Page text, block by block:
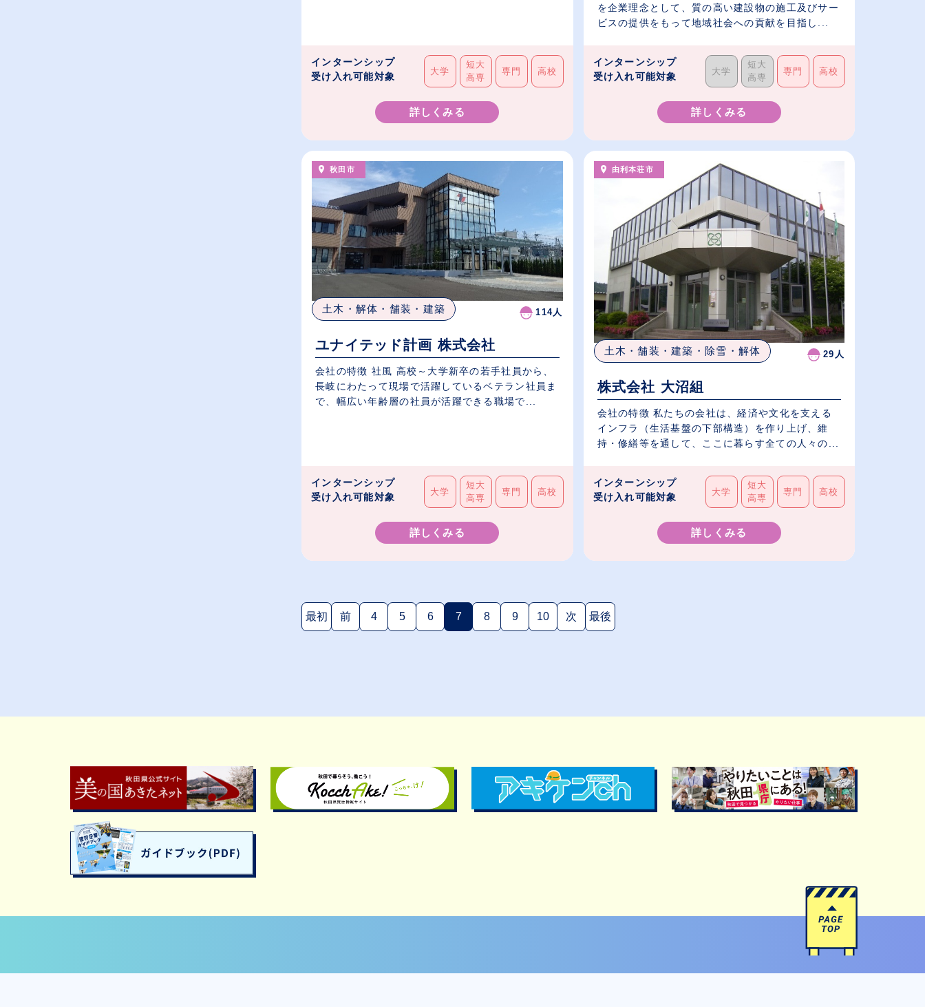
インターンシップ
受け入れ可能対象
大学
短大
高専
専門 高校
詳しくみる
を企業理念として、質の高い建設物の施工及びサー
ビスの提供をもって地域社会への貢献を目指し...
インターンシップ
受け入れ可能対象
大学
短大
高専
専門 高校
詳しくみる
秋田市
土木・解体・舗装・建築 114人
ユナイテッド計画 株式会社
会社の特徴 社風 高校～大学新卒の若手社員から、
長岐にわたって現場で活躍しているベテラン社員ま
で、幅広い年齢層の社員が活躍できる職場で...
インターンシップ
受け入れ可能対象
大学
短大
高専
専門 高校
詳しくみる
由利本荘市
土木・舗装・建築・除雪・解体 29人
株式会社 大沼組
会社の特徴 私たちの会社は、経済や文化を支える
インフラ（生活基盤の下部構造）を作り上げ、維
持・修繕等を通して、ここに暮らす全ての人々の...
インターンシップ
受け入れ可能対象
大学
短大
高専
専門 高校
詳しくみる
最初 前 4 5 6 7(現在のページ)
8 9 10 次 最後